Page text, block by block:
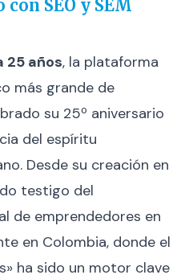
SEO y SEM
25 años, la plataforma
más grande de
su 25º aniversario
del espíritu
Desde su creación en
testigo del
de emprendedores en
en Colombia, donde el
ha sido un motor clave